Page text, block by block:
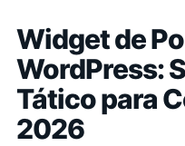
Widget de
WordPress:
Tático para
2026